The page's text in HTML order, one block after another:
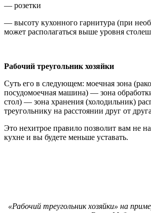
— розетки
— высоту кухонного гарнитура (при
может располагаться выше уровня
Рабочий треугольник хозяйки
Суть его в следующем: моечная зона
посудомоечная машина) — зона
стол) — зона хранения (холодильник)
треугольнику на расстоянии друг от
Это нехитрое правило позволит вам не
кухне и вы будете меньше уставать.
«Рабочий треугольник хозяйки» на